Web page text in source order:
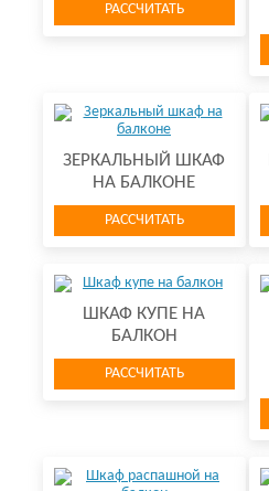
РАССЧИТАТЬ
ЗЕРКАЛЬНЫЙ ШКАФ
НА БАЛКОНЕ
РАССЧИТАТЬ
ШКАФ КУПЕ НА
БАЛКОН
РАССЧИТАТЬ